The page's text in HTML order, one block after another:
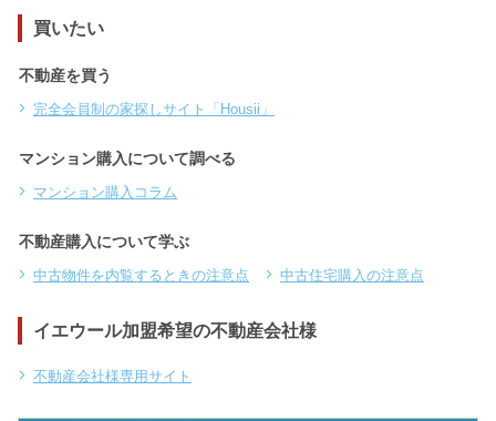
買いたい
不動産を買う
完全会員制の家探しサイト「Housii」
マンション購入について調べる
マンション購入コラム
不動産購入について学ぶ
中古物件を内覧するときの注意点 中古住宅購入の注意点
イエウール加盟希望の不動産会社様
不動産会社様専用サイト